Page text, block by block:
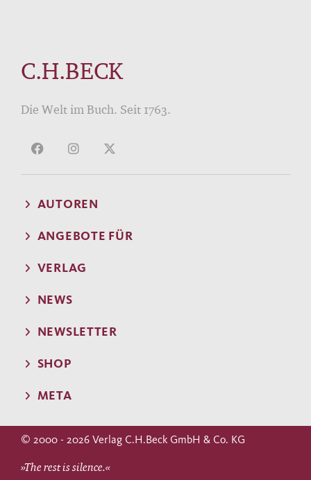
C.H.BECK
Die Welt im Buch. Seit 1763.
AUTOREN
ANGEBOTE FÜR
VERLAG
NEWS
NEWSLETTER
SHOP
META
© 2000 - 2026 Verlag C.H.Beck GmbH & Co. KG
»The rest is silence.«